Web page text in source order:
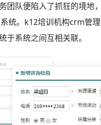
团队便陷入了抓狂的境地
统。k12培训机构crm管
于系统之间互相关联。